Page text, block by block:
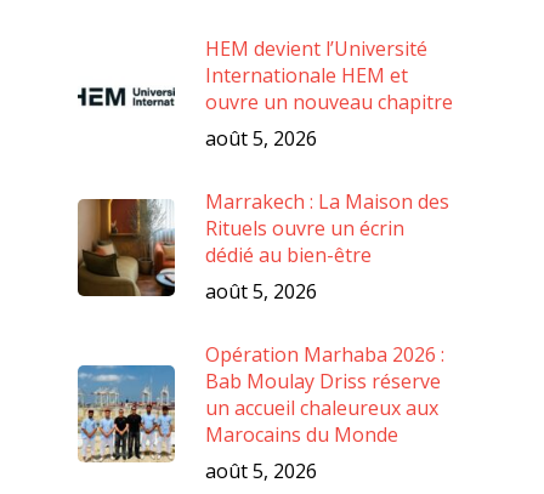
HEM devient l’Université
Internationale HEM et
ouvre un nouveau chapitre
août 5, 2026
Marrakech : La Maison des
Rituels ouvre un écrin
dédié au bien-être
août 5, 2026
Opération Marhaba 2026 :
Bab Moulay Driss réserve
un accueil chaleureux aux
Marocains du Monde
août 5, 2026